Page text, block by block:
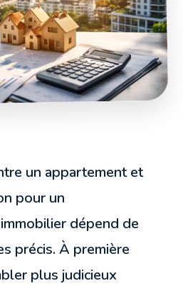
un appartement et
pour un
dépend de
précis. À première
plus judicieux